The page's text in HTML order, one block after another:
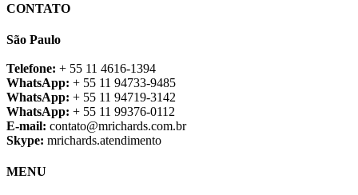
CONTATO
São Paulo
Telefone: + 55 11 4616-1394
WhatsApp: + 55 11 94733-9485
WhatsApp: + 55 11 94719-3142
WhatsApp: + 55 11 99376-0112
E-mail: contato@mrichards.com.br
Skype: mrichards.atendimento
MENU